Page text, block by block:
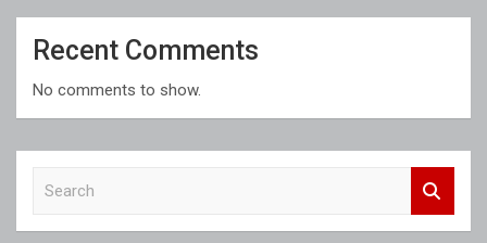
Recent Comments
No comments to show.